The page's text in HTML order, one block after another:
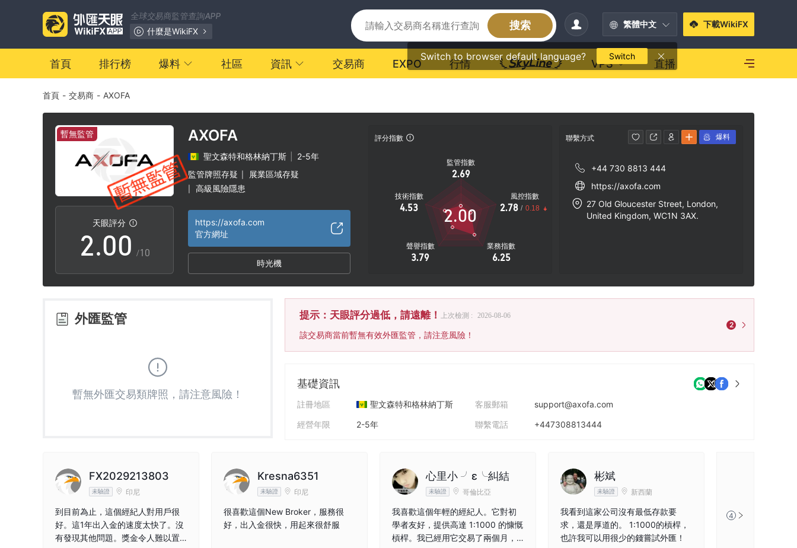
全球交易商監管查詢APP
什麼是WikiFX
搜索 繁體中文
Switch to browser default language? Switch
下載WikiFX
首頁 排行榜 爆料 社區 資訊 交易商 EXPO 行情 VPS 直播
首頁 - 交易商 - AXOFA
暫無監管
天眼評分
0
1
2
3
4
6
9
.0
1
2
4
7
8
0
1
2
4
7
8
/10
AXOFA
聖文森特和格林納丁斯
2-5年
監管牌照存疑
展業區域存疑
高級風險隱患
https://axofa.com
官方網址
時光機
評分指數
監管指數
2.69
技術指數
4.53
聲譽指數
3.79
業務指數
6.25
風控指數
2.78 / 0.18
2.00
聯繫方式
+44 730 8813 444
https://axofa.com
27 Old Gloucester Street, London,
United Kingdom, WC1N 3AX.
爆料
外匯監管
暫無外匯交易類牌照，請注意風險！
提示：天眼評分過低，請遠離！ 上次檢測 : 2026-08-06
該交易商當前暫無有效外匯監管，請注意風險！
2
基礎資訊
註冊地區
聖文森特和格林納丁斯
經營年限
2-5年
客服郵箱
support@axofa.com
聯繫電話
+447308813444
FX2029213803
未驗證 印尼
到目前為止，這個經紀人對用戶很
好。這1年出入金的速度太快了。沒
有發現其他問題。獎金令人難以置
Kresna6351
未驗證 印尼
很喜歡這個New Broker，服務很
好，出入金很快，用起來很舒服
心里小 ╯ε╰糾結
未驗證 哥倫比亞
我喜歡這個年輕的經紀人。它對初
學者友好，提供高達 1:1000 的慷慨
槓桿。我已經用它交易了兩個月，
彬斌
未驗證 新西蘭
我看到這家公司沒有最低存款要
求，還是厚道的。 1:1000的槓桿，
也許我可以用很少的錢嘗試外匯！
4